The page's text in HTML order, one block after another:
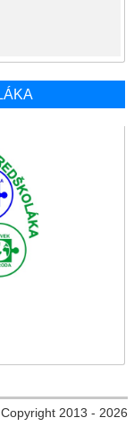
2013 - 2026